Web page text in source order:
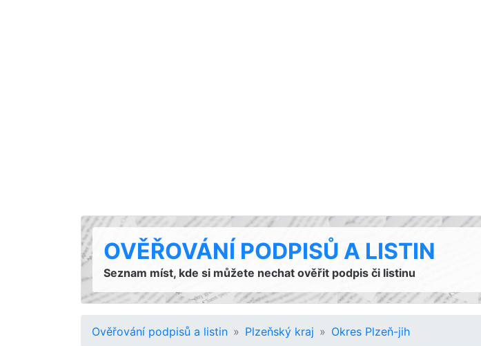
OVĚŘOVÁNÍ PODPISŮ A LISTIN
Seznam míst, kde si můžete nechat ověřit podpis či listinu
Ověřování podpisů a listin Plzeňský kraj Okres Plzeň-jih